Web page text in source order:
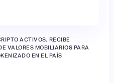
ACTIVOS, RECIBE
VALORES MOBILIARIOS PARA
EN EL PAÍS